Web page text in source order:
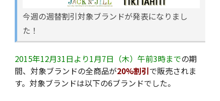
今週の週替割引対象ブランドが発表になりまし
た！
2015年12月31日より1月7日（木）午前3時までの期
間、対象ブランドの全商品が20%割引で販売されま
す。 対象ブランドは以下の6ブランドでした。